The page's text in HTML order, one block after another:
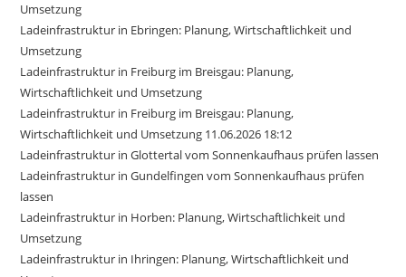
Umsetzung
Ladeinfrastruktur in Ebringen: Planung, Wirtschaftlichkeit und
Umsetzung
Ladeinfrastruktur in Freiburg im Breisgau: Planung,
Wirtschaftlichkeit und Umsetzung
Ladeinfrastruktur in Freiburg im Breisgau: Planung,
Wirtschaftlichkeit und Umsetzung 11.06.2026 18:12
Ladeinfrastruktur in Glottertal vom Sonnenkaufhaus prüfen lassen
Ladeinfrastruktur in Gundelfingen vom Sonnenkaufhaus prüfen
lassen
Ladeinfrastruktur in Horben: Planung, Wirtschaftlichkeit und
Umsetzung
Ladeinfrastruktur in Ihringen: Planung, Wirtschaftlichkeit und